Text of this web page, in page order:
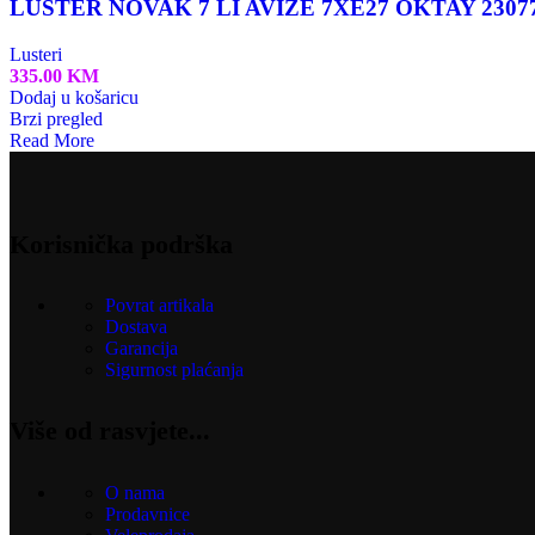
LUSTER NOVAK 7 LI AVIZE 7XE27 OKTAY
Lusteri
335.00 KM
Dodaj u košaricu
Brzi pregled
Read More
Povrat artikala
Dostava
Garancija
Sigurnost plaćanja
O nama
Prodavnice